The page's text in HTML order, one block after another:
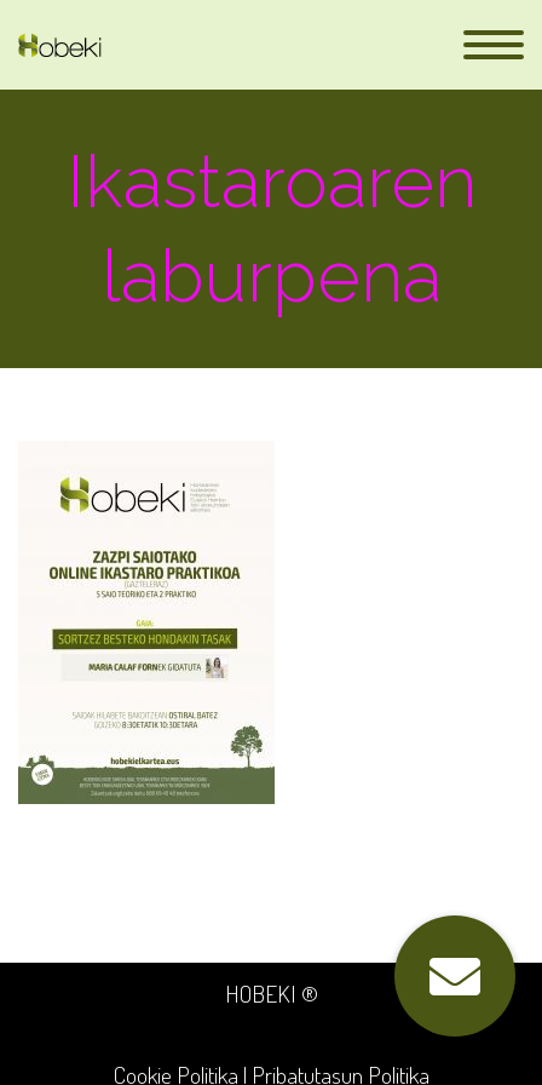
es
Ikastaroaren
laburpena
HOBEKI ®
Cookie Politika | Pribatutasun Politika